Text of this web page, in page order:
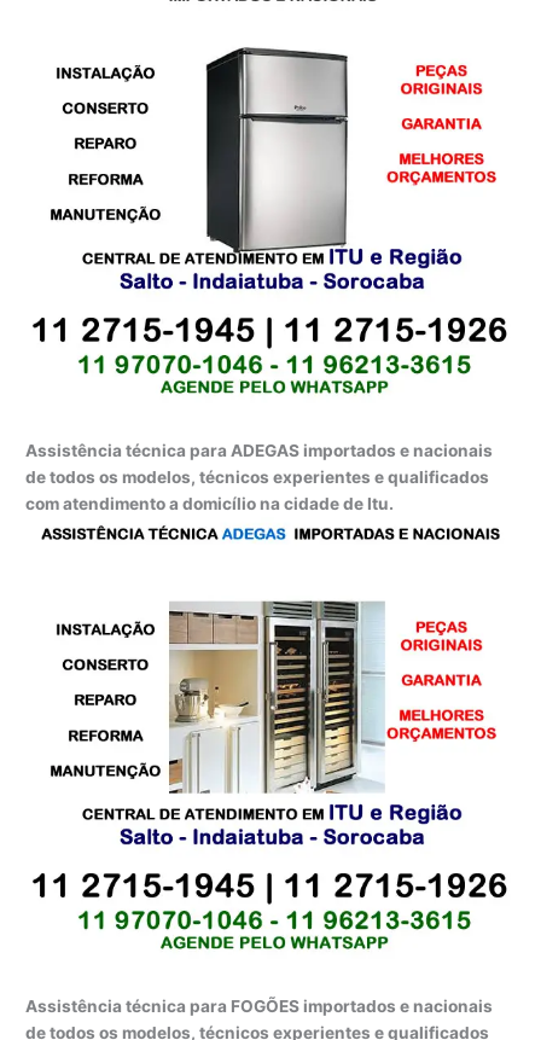
Assistência técnica para ADEGAS importados e nacionais
de todos os modelos, técnicos experientes e qualificados
com atendimento a domicílio na cidade de Itu.
Assistência técnica para FOGÕES importados e nacionais
de todos os modelos, técnicos experientes e qualificados